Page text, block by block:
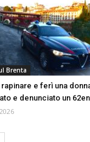
Brenta
e ferì una
e denunciato un